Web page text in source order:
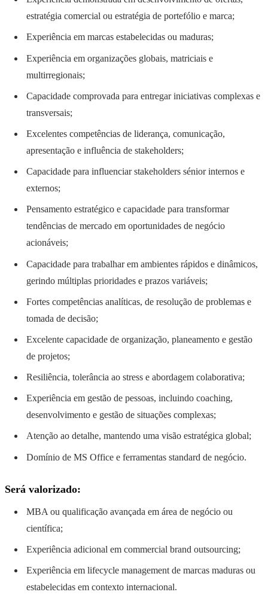
estratégia comercial ou estratégia de portefólio e marca;
Experiência em marcas estabelecidas ou maduras;
Experiência em organizações globais, matriciais e
multirregionais;
Capacidade comprovada para entregar iniciativas complexas e
transversais;
Excelentes competências de liderança, comunicação,
apresentação e influência de stakeholders;
Capacidade para influenciar stakeholders sénior internos e
externos;
Pensamento estratégico e capacidade para transformar
tendências de mercado em oportunidades de negócio
acionáveis;
Capacidade para trabalhar em ambientes rápidos e dinâmicos,
gerindo múltiplas prioridades e prazos variáveis;
Fortes competências analíticas, de resolução de problemas e
tomada de decisão;
Excelente capacidade de organização, planeamento e gestão
de projetos;
Resiliência, tolerância ao stress e abordagem colaborativa;
Experiência em gestão de pessoas, incluindo coaching,
desenvolvimento e gestão de situações complexas;
Atenção ao detalhe, mantendo uma visão estratégica global;
Domínio de MS Office e ferramentas standard de negócio.
Será valorizado:
MBA ou qualificação avançada em área de negócio ou
científica;
Experiência adicional em commercial brand outsourcing;
Experiência em lifecycle management de marcas maduras ou
estabelecidas em contexto internacional.